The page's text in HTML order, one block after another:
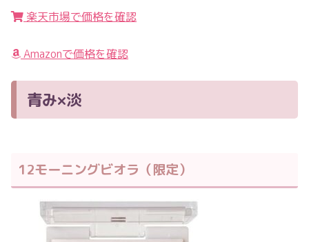
楽天市場で価格を確認
Amazonで価格を確認
青み×淡
12モーニングビオラ（限定）